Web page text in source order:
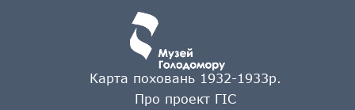
Карта поховань 1932-1933р.
Про проект ГІС